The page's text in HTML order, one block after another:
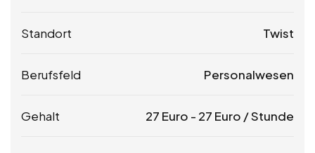
Standort Twist
Berufsfeld Personalwesen
Gehalt 27 Euro - 27 Euro / Stunde